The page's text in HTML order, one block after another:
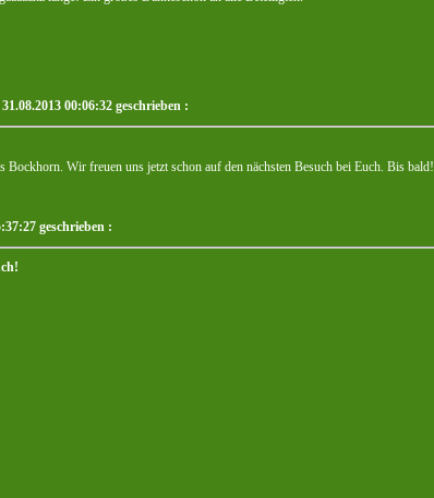
00:06:32 geschrieben :
Wir freuen uns jetzt schon auf den nächsten Besuch bei Euch. Bis bald!
geschrieben :